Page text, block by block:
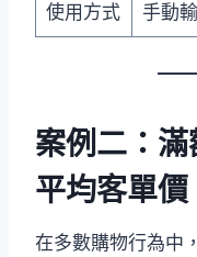
使用方式 手動
案例二：
平均客單價
在多數購物行為中